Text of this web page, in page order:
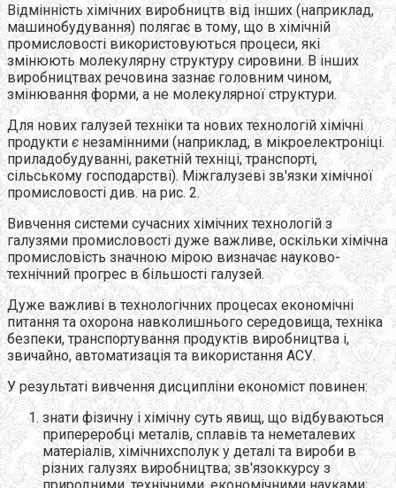
Відмінність хімічних виробництв від інших (наприклад,
машинобудування) полягає в тому, що в хімічній
промисловості використовуються процеси, які
змінюють молекулярну структуру сировини. В інших
виробництвах речовина зазнає головним чином,
змінювання форми, а не молекулярної структури.
Для нових галузей техніки та нових технологій хімічні
продукти є незамінними (наприклад, в мікроелектроніці.
приладобудуванні, ракетній техніці, транспорті,
сільському господарстві). Міжгалузеві зв'язки хімічної
промисловості див. на рис. 2.
Вивчення системи сучасних хімічних технологій з
галузями промисловості дуже важливе, оскільки хімічна
промисловість значною мірою визначає науково-
технічний прогрес в більшості галузей.
Дуже важливі в технологічних процесах економічні
питання та охорона навколишнього середовища, техніка
безпеки, транспортування продуктів виробництва і,
звичайно, автоматизація та використання АСУ.
У результаті вивчення дисципліни економіст повинен:
знати фізичну і хімічну суть явищ, що відбуваються
припереробці металів, сплавів та неметалевих
матеріалів, хімічнихсполук у деталі та вироби в
різних галузях виробництва; зв'язоккурсу з